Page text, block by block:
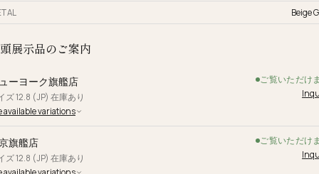
Beige
展示品のご案内
ーヨーク旗艦店
ズ 12.8 (JP) 在庫あり
ご覧いただけ
available variations
旗艦店
ズ 12.8 (JP) 在庫あり
ご覧いただけ